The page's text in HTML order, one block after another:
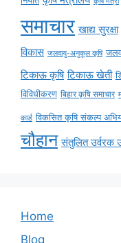
समाचार खाद्य सुरक्षा
विकास जलवायु-अनुकूल कृषि
टिकाऊ कृषि टिकाऊ खेती
विविधीकरण बिहार कृषि समाचार
कार्ड विकसित कृषि संकल्प
चौहान संतुलित उर्वरक
Home
Blog